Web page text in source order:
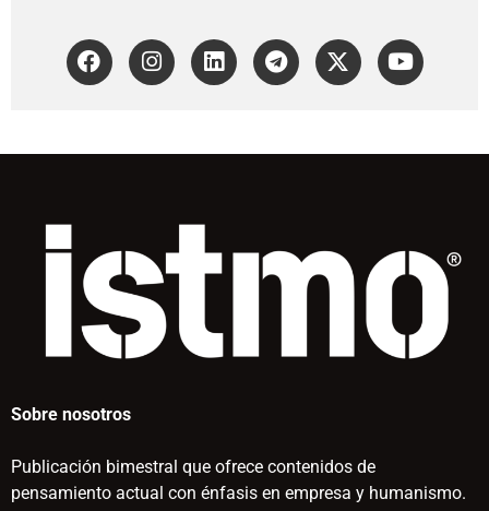
Sobre nosotros
Publicación bimestral que ofrece contenidos de
pensamiento actual con énfasis en empresa y humanismo.